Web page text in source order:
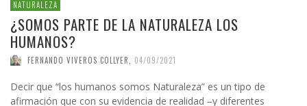
NATURALEZA
¿SOMOS PARTE DE LA NATURALEZA LOS
HUMANOS?
FERNANDO VIVEROS COLLYER 04/09/2021
Decir que “los humanos somos Naturaleza” es un tipo de
afirmación que con su evidencia de realidad –y diferentes